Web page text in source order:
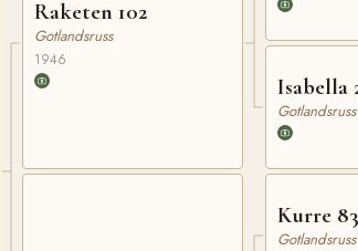
Raketen 102
Gotlandsruss
1946
Isabella
Gotlandsruss
Kurre 83
Gotlandsruss